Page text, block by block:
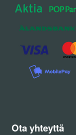
Ota yhteyttä